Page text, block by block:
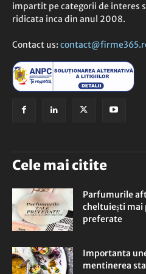
impartit pe categorii de interes
ridicata inca din anul 2008.
Contact us:
Cele mai citite
Parfumurile
cheltuiești mai
preferate
Importanta
mentinerea